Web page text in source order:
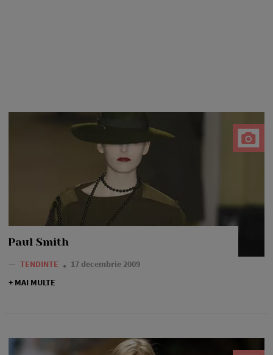
Paul Smith
— TENDINTE
17 decembrie 2009
+ MAI MULTE